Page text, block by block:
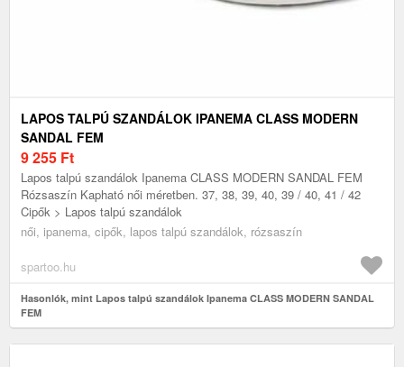
LAPOS TALPÚ SZANDÁLOK IPANEMA CLASS MODERN
SANDAL FEM
9 255 Ft
Lapos talpú szandálok Ipanema CLASS MODERN SANDAL FEM
Rózsaszín Kapható női méretben. 37, 38, 39, 40, 39 / 40, 41 / 42
Cipők > Lapos talpú szandálok
női, ipanema, cipők, lapos talpú szandálok, rózsaszín
spartoo.hu
Hasonlók, mint Lapos talpú szandálok Ipanema CLASS MODERN SANDAL
FEM